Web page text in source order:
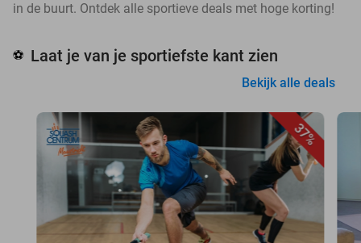
in de buurt. Ontdek alle sportieve deals met hoge korting!
⚽ Laat je van je sportiefste kant zien
Bekijk alle deals
37%